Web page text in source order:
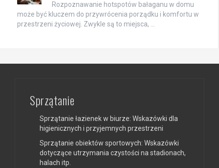
Rozpoznawanie hotspotów bałaganu w domu
może być kluczem do przywrócenia porządku i komfortu w
przestrzeni życiowej. Zwykle są to miejsca, …
Sprzątanie
Sprzątanie łazienek w biurze: Wskazówki dla
higienicznych i przyjemnych przestrzeni
Sprzątanie obiektów sportowych: Wskazówki
dotyczące utrzymania czystości na stadionach,
halach itp.